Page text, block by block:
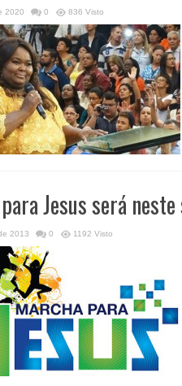
2020 0 836 Visto
Jesus será
2013 0 1192 Visto